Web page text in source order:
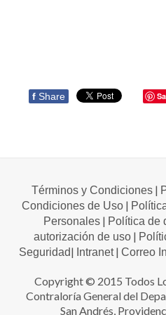
f Share
Términos y Condiciones|
Condiciones de Uso|
Personales | Política de
autorización de uso |
Seguridad| Intranet| Correo
Copyright © 2015 Todos
Contraloría General del
San Andrés,